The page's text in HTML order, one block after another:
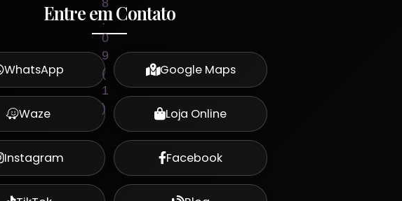
Entre em Contato
WhatsApp Google Maps
Waze Loja Online
Instagram Facebook